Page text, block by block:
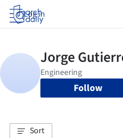
Log in
Follow
Sort